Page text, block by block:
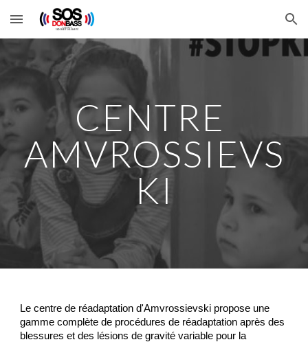
Skip to main content Skip to navigation
CENTRE
AMVROSSIEVS
KI
Le centre de réadaptation d'Amvrossievski propose une
gamme complète de procédures de réadaptation après des
blessures et des lésions de gravité variable pour la